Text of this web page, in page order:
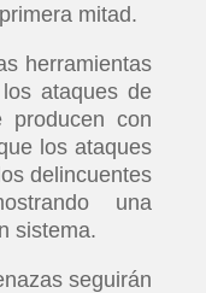
mitad.
herramientas
ataques de
producen con
los ataques
delincuentes
una
sistema.
seguirán